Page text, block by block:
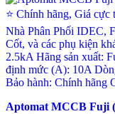
Aptomat MCCB Fuji